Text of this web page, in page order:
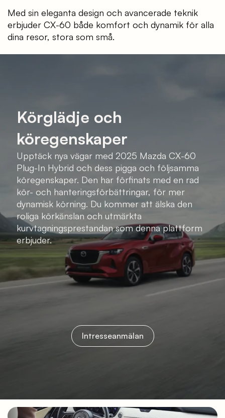
Med sin eleganta design och avancerade teknik
erbjuder CX-60 både komfort och dynamik för alla
dina resor, stora som små.
Körglädje och
köregenskaper
Upptäck nya vägar med 2025 Mazda CX-60
Plug-In Hybrid och dess pigga och följsamma
köregenskaper. Den har förfinats med en rad
kör- och hanteringsförbättringar, för mer
dynamisk körning. Du kommer att älska den
roliga körkänslan och utmärkta
kurvtagningsprestandan som denna plattform
erbjuder.
Intresseanmälan